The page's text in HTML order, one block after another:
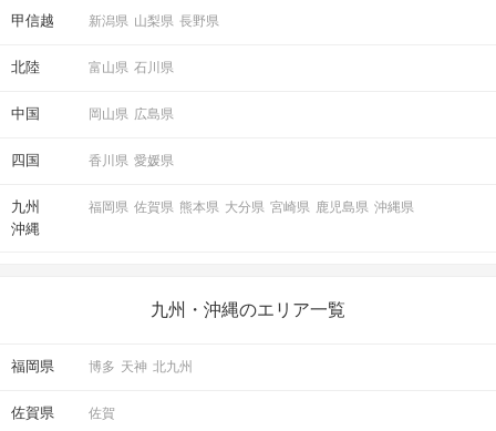
甲信越 新潟県 山梨県 長野県
北陸 富山県 石川県
中国 岡山県 広島県
四国 香川県 愛媛県
九州
沖縄
福岡県 佐賀県 熊本県 大分県 宮崎県 鹿児島県 沖縄県
九州・沖縄のエリア一覧
福岡県 博多 天神 北九州
佐賀県 佐賀